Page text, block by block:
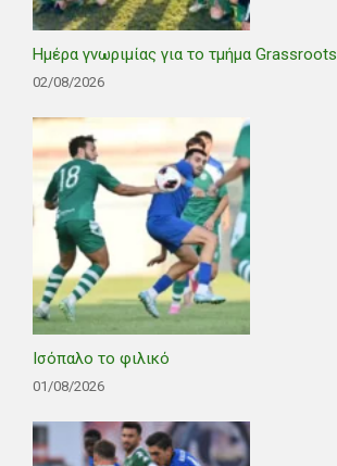
Ημέρα γνωριμίας για το τμήμα Grassroots
02/08/2026
Ισόπαλο το φιλικό
01/08/2026